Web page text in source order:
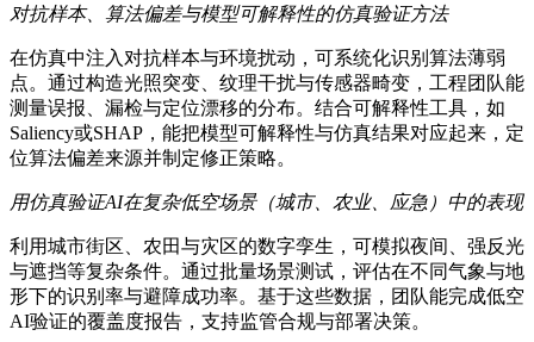
对抗样本、算法偏差与模型可解释性的仿真验证方法
在仿真中注入对抗样本与环境扰动，可系统化识别算法薄弱
点。通过构造光照突变、纹理干扰与传感器畸变，工程团队能
测量误报、漏检与定位漂移的分布。结合可解释性工具，如
Saliency或SHAP，能把模型可解释性与仿真结果对应起来，定
位算法偏差来源并制定修正策略。
用仿真验证AI在复杂低空场景（城市、农业、应急）中的表现
利用城市街区、农田与灾区的数字孪生，可模拟夜间、强反光
与遮挡等复杂条件。通过批量场景测试，评估在不同气象与地
形下的识别率与避障成功率。基于这些数据，团队能完成低空
AI验证的覆盖度报告，支持监管合规与部署决策。